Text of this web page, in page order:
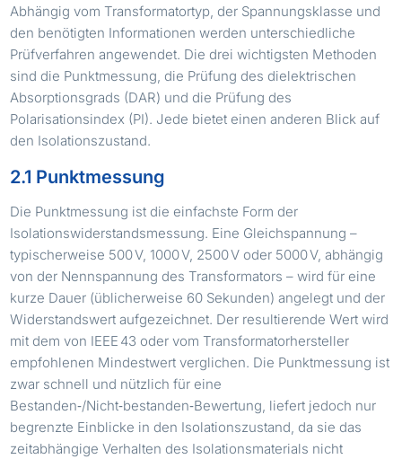
Abhängig vom Transformatortyp, der Spannungsklasse und
den benötigten Informationen werden unterschiedliche
Prüfverfahren angewendet. Die drei wichtigsten Methoden
sind die Punktmessung, die Prüfung des dielektrischen
Absorptionsgrads (DAR) und die Prüfung des
Polarisationsindex (PI). Jede bietet einen anderen Blick auf
den Isolationszustand.
2.1 Punktmessung
Die Punktmessung ist die einfachste Form der
Isolationswiderstandsmessung. Eine Gleichspannung –
typischerweise 500 V, 1000 V, 2500 V oder 5000 V, abhängig
von der Nennspannung des Transformators – wird für eine
kurze Dauer (üblicherweise 60 Sekunden) angelegt und der
Widerstandswert aufgezeichnet. Der resultierende Wert wird
mit dem von IEEE 43 oder vom Transformatorhersteller
empfohlenen Mindestwert verglichen. Die Punktmessung ist
zwar schnell und nützlich für eine
Bestanden‑/Nicht‑bestanden‑Bewertung, liefert jedoch nur
begrenzte Einblicke in den Isolationszustand, da sie das
zeitabhängige Verhalten des Isolationsmaterials nicht